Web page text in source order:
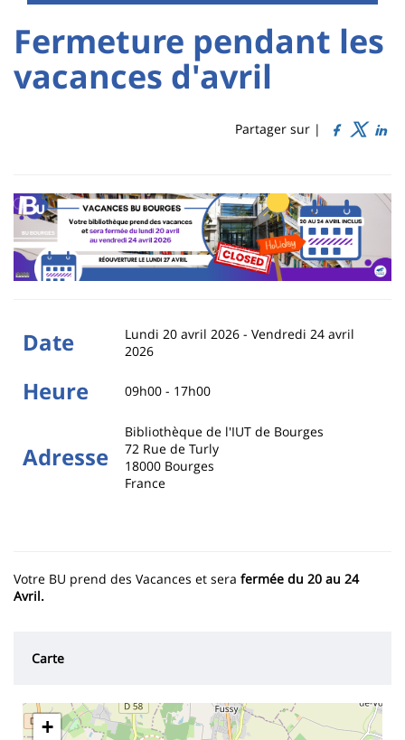
University
:
Sidebar
University
:
Main
Titre
Fermeture pendant les
vacances d'avril
Partager sur |
de
la
page
principale
Date Lundi 20 avril 2026 - Vendredi 24 avril
2026
Heure 09h00 - 17h00
Adresse
Bibliothèque de l'IUT de Bourges
72 Rue de Turly
18000 Bourges
France
Votre BU prend des Vacances et sera fermée du 20 au 24
Avril.
Carte
+